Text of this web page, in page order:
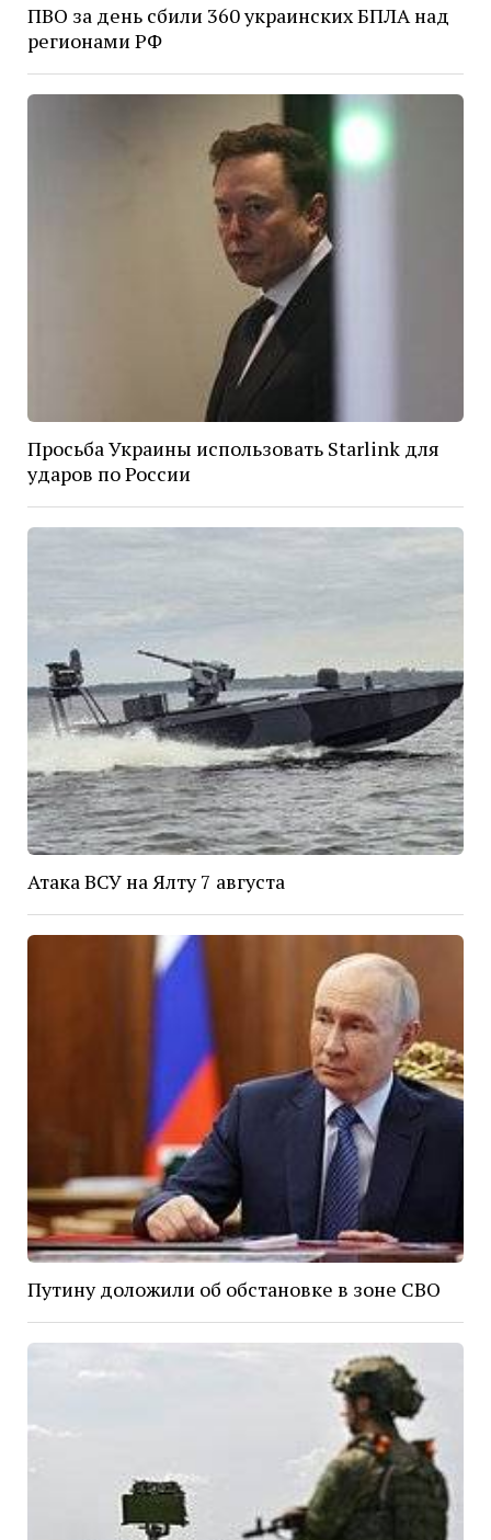
ПВО за день сбили 360 украинских БПЛА над
регионами РФ
Просьба Украины использовать Starlink для
ударов по России
Атака ВСУ на Ялту 7 августа
Путину доложили об обстановке в зоне СВО